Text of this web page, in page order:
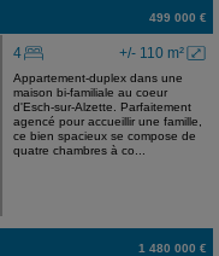
499 000 €
+/- 110 m²
4
Appartement-duplex dans une
maison bi-familiale au coeur
d'Esch-sur-Alzette. Parfaitement
agencé pour accueillir une famille,
ce bien spacieux se compose de
quatre chambres à co...
1 480 000 €